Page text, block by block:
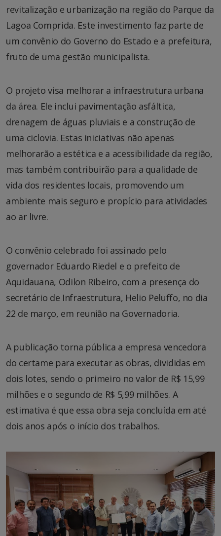
revitalização e urbanização na região do Parque da
Lagoa Comprida. Este investimento faz parte de
um convênio do Governo do Estado e a prefeitura,
fruto de uma gestão municipalista.
O projeto visa melhorar a infraestrutura urbana
da área. Ele inclui pavimentação asfáltica,
drenagem de águas pluviais e a construção de
uma ciclovia. Estas iniciativas não apenas
melhorarão a estética e a acessibilidade da região,
mas também contribuirão para a qualidade de
vida dos residentes locais, promovendo um
ambiente mais seguro e propício para atividades
ao ar livre.
O convênio celebrado foi assinado pelo
governador Eduardo Riedel e o prefeito de
Aquidauana, Odilon Ribeiro, com a presença do
secretário de Infraestrutura, Helio Peluffo, no dia
22 de março, em reunião na Governadoria.
A publicação torna pública a empresa vencedora
do certame para executar as obras, divididas em
dois lotes, sendo o primeiro no valor de R$ 15,99
milhões e o segundo de R$ 5,99 milhões. A
estimativa é que essa obra seja concluída em até
dois anos após o início dos trabalhos.